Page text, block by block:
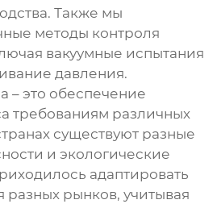
Также мы
методы контроля
вакуумные испытания
давления.
– это обеспечение
требованиям различных
существуют разные
и экологические
адаптировать
рынков, учитывая